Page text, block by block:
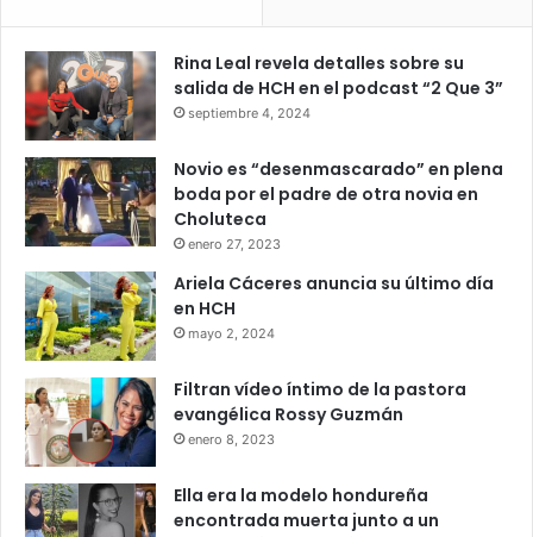
Rina Leal revela detalles sobre su
salida de HCH en el podcast “2 Que 3”
septiembre 4, 2024
Novio es “desenmascarado” en plena
boda por el padre de otra novia en
Choluteca
enero 27, 2023
Ariela Cáceres anuncia su último día
en HCH
mayo 2, 2024
Filtran vídeo íntimo de la pastora
evangélica Rossy Guzmán
enero 8, 2023
Ella era la modelo hondureña
encontrada muerta junto a un